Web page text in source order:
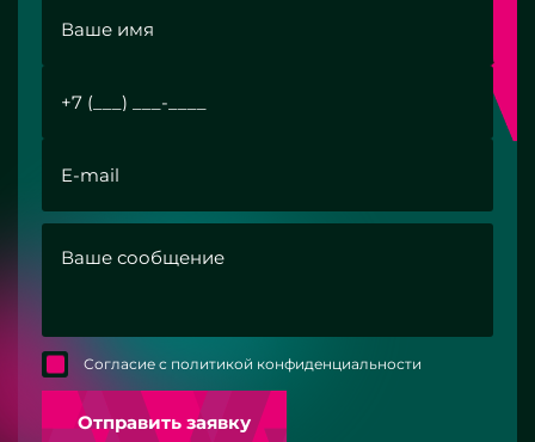
Согласие с политикой конфиденциальности
Отправить заявку